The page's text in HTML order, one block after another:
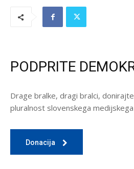
PODPRITE
Drage bralke, dragi bralci,
pluralnost slovenskega
Donacija